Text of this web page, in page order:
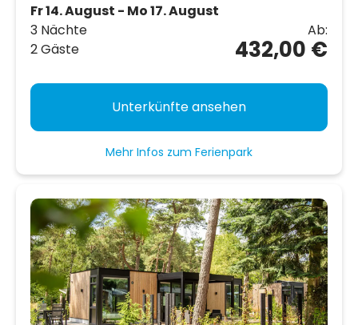
Fr 14. August - Mo 17. August
3 Nächte
2 Gäste
Ab:
432,00 €
Unterkünfte ansehen
Mehr Infos zum Ferienpark